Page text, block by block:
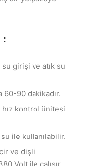
:
girişi ve atık su
60-90 dakikadır.
hız kontrol ünitesi
ile kullanılabilir.
ve dişli
Volt ile çalışır.